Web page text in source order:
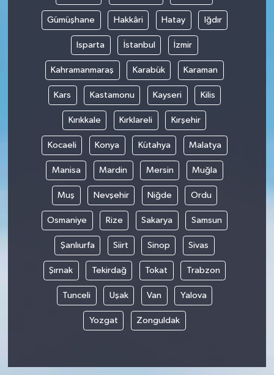
Gümüşhane Hakkâri Hatay Iğdır
Isparta İstanbul İzmir
Kahramanmaraş Karabük Karaman
Kars Kastamonu Kayseri Kilis
Kırıkkale Kırklareli Kırşehir
Kocaeli Konya Kütahya Malatya
Manisa Mardin Mersin Muğla
Muş Nevşehir Niğde Ordu
Osmaniye Rize Sakarya Samsun
Şanlıurfa Siirt Sinop Sivas
Şırnak Tekirdağ Tokat Trabzon
Tunceli Uşak Van Yalova
Yozgat Zonguldak